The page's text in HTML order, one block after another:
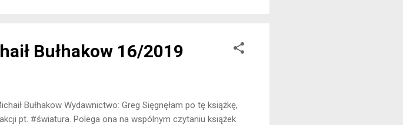
Bułhakow 16/2019
Bułhakow Wydawnictwo: Greg Sięgnęłam po tę książkę,
pt. #światura. Polega ona na wspólnym czytaniu książek